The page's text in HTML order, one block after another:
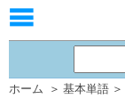
ホーム ＞ 基本単語 ＞